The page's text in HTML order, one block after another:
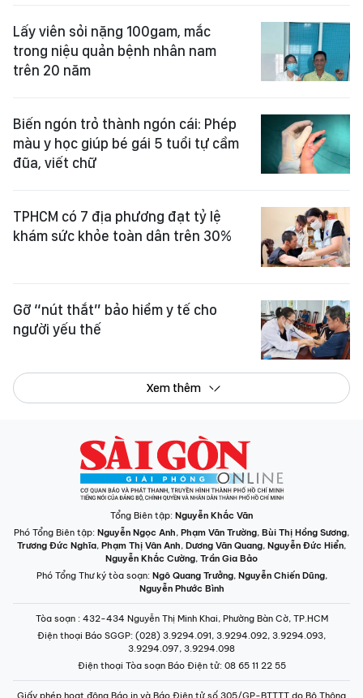
Lấy viên sỏi nặng 100gam, mắc
trong niệu quản bệnh nhân nam
trên 20 năm
Biến ngón trỏ thành ngón cái: Phép
màu y học giúp bé gái 5 tuổi tự cầm
đũa, viết chữ
TPHCM có 7 địa phương đạt tỷ lệ
khám sức khỏe toàn dân trên 30%
Gỡ “nút thắt” bảo hiểm y tế cho
người yếu thế
Xem thêm
Tổng Biên tập: Nguyễn Khắc Văn
Phó Tổng Biên tập: Nguyễn Ngọc Anh, Phạm Văn Trường, Bùi Thị Hồng Sương,
Trương Đức Nghĩa, Phạm Thị Vân Anh, Dương Văn Quang, Nguyễn Đức Hiển,
Nguyễn Khắc Cường, Trần Gia Bảo
Phó Tổng Thư ký tòa soạn: Ngô Quang Trưởng, Nguyễn Chiến Dũng,
Nguyễn Phước Bình
Tòa soạn : 432-434 Nguyễn Thị Minh Khai, Phường Bàn Cờ, TP.HCM
Điện thoại Báo SGGP: (028) 3.9294.091, 3.9294.092, 3.9294.093,
3.9294.097, 3.9294.098
Điện thoại Tòa soạn Báo Điện tử: 08 65 11 22 55
Giấy phép hoạt động Báo in và Báo Điện tử số 305/GP-BTTTT do Bộ Thông